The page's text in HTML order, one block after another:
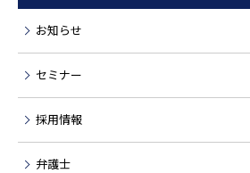
お知らせ
セミナー
採用情報
弁護士